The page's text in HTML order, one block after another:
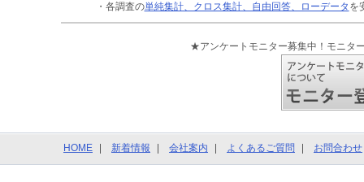
・各調査の単純集計、クロス集計、自由回答、ローデータ を
★アンケートモニター募集中！モニタ
HOME 新着情報 会社案内 よくあるご質問 お問合わせ